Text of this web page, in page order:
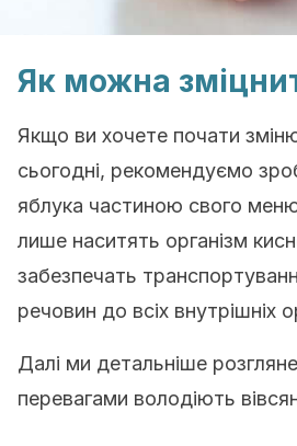
Як можна
Якщо ви хочете почати
сьогодні, рекомендуємо
яблука частиною свого
лише наситять організм
забезпечать
речовин до всіх внутрішніх
Далі ми детальніше
перевагами володіють